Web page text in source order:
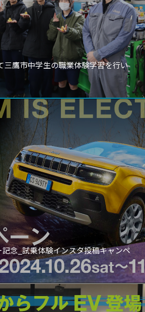
三鷹市中学生の職業体験学習を行い
念_試乗体験インスタ投稿キャンペ